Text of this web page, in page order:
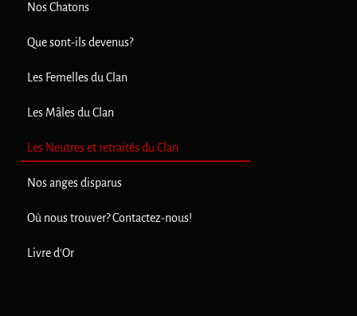
Nos Chatons
Que sont-ils devenus?
Les Femelles du Clan
Les Mâles du Clan
Les Neutres et retraités du Clan
Nos anges disparus
Où nous trouver? Contactez-nous!
Livre d'Or